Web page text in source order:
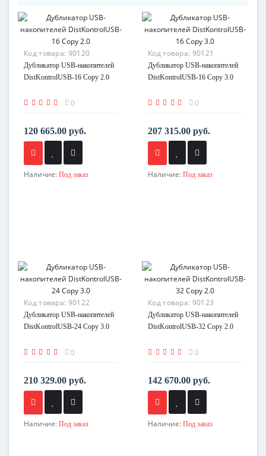
Код товара: 90120
Дубликатор USB-накопителей
DistKontrolUSB-16 Copy 2.0
0
120 665.00 руб.
Наличие: Под заказ
Код товара: 90121
Дубликатор USB-накопителей
DistKontrolUSB-16 Copy 3.0
0
207 315.00 руб.
Наличие: Под заказ
Код товара: 90122
Дубликатор USB-накопителей
DistKontrolUSB-24 Copy 3.0
0
210 329.00 руб.
Наличие: Под заказ
Код товара: 90123
Дубликатор USB-накопителей
DistKontrolUSB-32 Copy 2.0
0
142 670.00 руб.
Наличие: Под заказ